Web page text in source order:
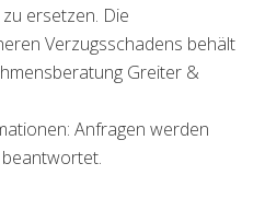
ersetzen. Die
Verzugsschadens behält
Greiter &
Anfragen werden